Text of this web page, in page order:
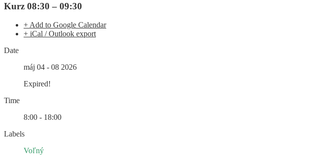
Kurz 08:30 – 09:30
+ Add to Google Calendar
+ iCal / Outlook export
Date
máj 04 - 08 2026
Expired!
Time
8:00 - 18:00
Labels
Voľný